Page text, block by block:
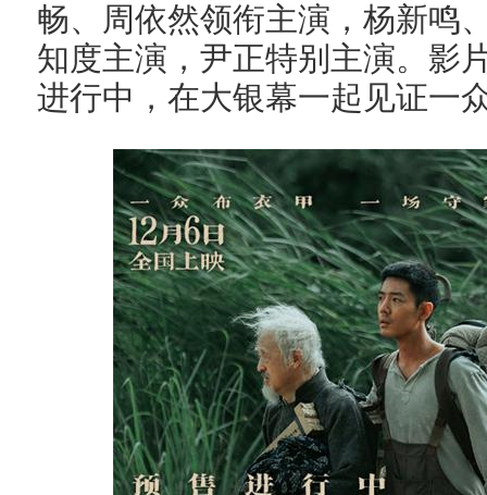
畅、周依然领衔主演，杨新鸣
知度主演，尹正特别主演。影
进行中，在大银幕一起见证一